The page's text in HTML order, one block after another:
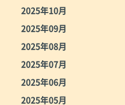
2025年10月
2025年09月
2025年08月
2025年07月
2025年06月
2025年05月